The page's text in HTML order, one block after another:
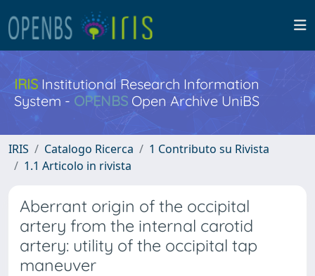
IRISInstitutional Research Information
System - OPENBS Open Archive UniBS
IRIS Catalogo Ricerca
1 Contributo su Rivista
1.1 Articolo in rivista
Aberrant origin of the occipital
artery from the internal carotid
artery: utility of the occipital tap
maneuver